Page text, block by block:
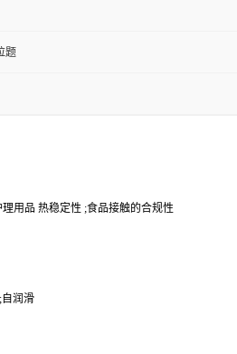
题
用品 热稳定性 ;食品接触的合规性
自润滑